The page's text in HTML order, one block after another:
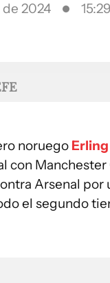
2024
noruego
con
Arsenal por
el segundo